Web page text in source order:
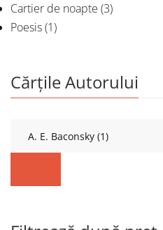
Cartier de noapte (3)
Poesis(1)
Cărțile Autorului